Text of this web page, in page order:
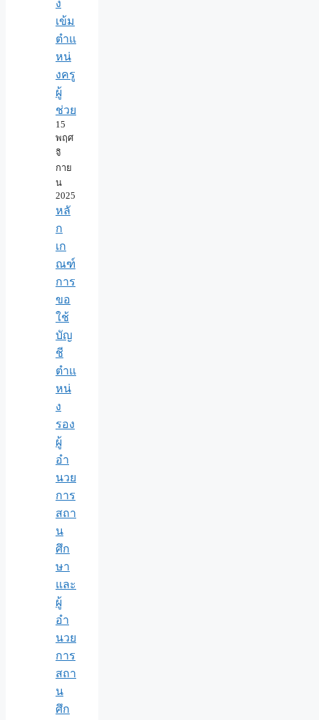
ง
เข้ม
ตำแ
หน่
งครู
ผู้
ช่วย
15
พฤศ
จิ
กาย
น
2025
หลั
ก
เก
ณฑ์
การ
ขอ
ใช้
บัญ
ชี
ตำแ
หน่
ง
รอง
ผู้
อำ
นวย
การ
สถา
น
ศึก
ษา
และ
ผู้
อำ
นวย
การ
สถา
น
ศึก